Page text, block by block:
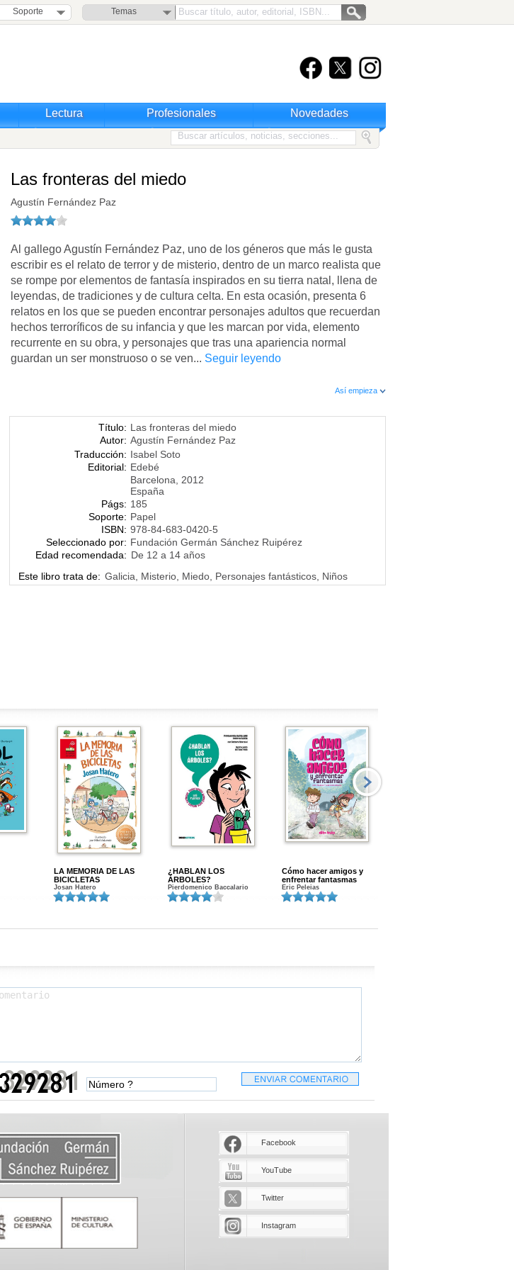
Soporte Temas
Lectura Profesionales Novedades
Las fronteras del miedo
Agustín Fernández Paz
Al gallego Agustín Fernández Paz, uno de los géneros que más le gusta
escribir es el relato de terror y de misterio, dentro de un marco realista que
se rompe por elementos de fantasía inspirados en su tierra natal, llena de
leyendas, de tradiciones y de cultura celta. En esta ocasión, presenta 6
relatos en los que se pueden encontrar personajes adultos que recuerdan
hechos terroríficos de su infancia y que les marcan por vida, elemento
recurrente en su obra, y personajes que tras una apariencia normal
guardan un ser monstruoso o se ven... Seguir leyendo
Así empieza
Título: Las fronteras del miedo
Autor: Agustín Fernández Paz
Traducción: Isabel Soto
Editorial: Edebé
Barcelona, 2012
España
Págs: 185
Soporte: Papel
ISBN: 978-84-683-0420-5
Seleccionado por: Fundación Germán Sánchez Ruipérez
Edad recomendada: De 12 a 14 años
Este libro trata de: Galicia, Misterio, Miedo, Personajes fantásticos, Niños
LA MEMORIA DE LAS
BICICLETAS
Josan Hatero
¿HABLAN LOS
ÁRBOLES?
Pierdomenico Baccalario
Cómo hacer amigos y
enfrentar fantasmas
Eric Peleias
Facebook
YouTube
Twitter
Instagram